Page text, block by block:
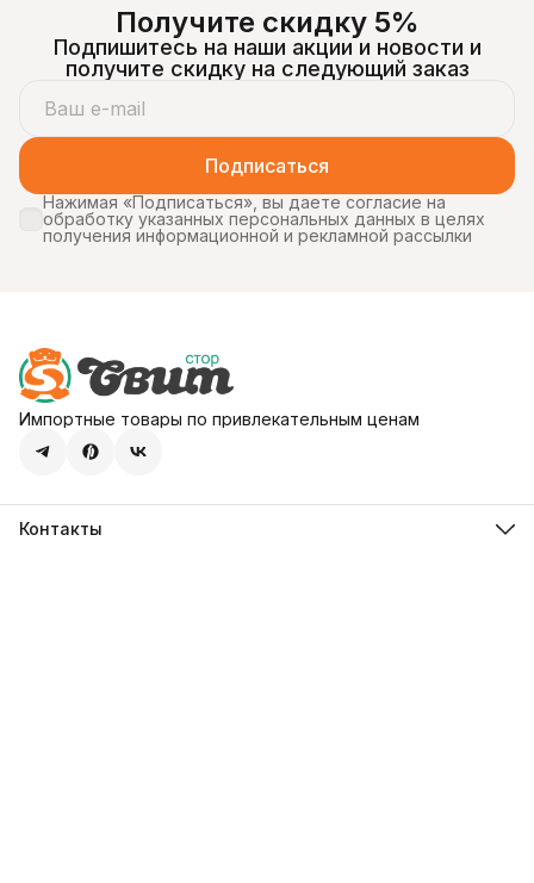
Получите скидку 5%
Подпишитесь на наши акции и новости и
получите скидку на следующий заказ
Подписаться
Нажимая «Подписаться», вы даете согласие на
обработку указанных персональных данных в целях
получения информационной и рекламной рассылки
Импортные товары по привлекательным ценам
Контакты